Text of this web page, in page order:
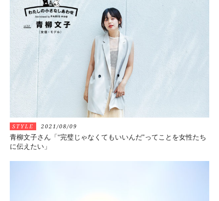
STYLE 2021/08/09
青柳文子さん「“完璧じゃなくてもいいんだ”ってことを女性たち
に伝えたい」